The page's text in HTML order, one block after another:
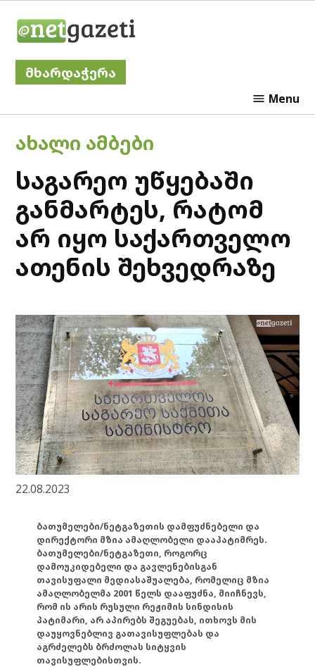
მხარდაჭერა
Menu
POSTED
IN
ᲐᲮᲐᲚᲘ ᲐᲛᲑᲔᲑᲘ
საგარეო უწყებაში
განმარტეს, რატომ
არ იყო საქართველო
ათენის შეხვედრაზე
22.08.2023
ბათუმელები/ნეტგაზეთის დამფუძნებელი და
დირექტორი მზია ამაღლობელი დააპატიმრეს.
ბათუმელები/ნეტგაზეთი, როგორც
დამოუკიდებელი და გავლენებისგან
თავისუფალი მედიასაშუალება, რომელიც მზია
ამაღლობელმა 2001 წელს დააფუძნა, მიიჩნევს,
რომ ის არის რუსული რეჟიმის სინდისის
პატიმარი, არ აპირებს შეგუებას, ითხოვს მის
დაუყოვნებლივ გათავისუფლებას და
აგრძელებს ბრძოლას სიტყვის
თავისუფლებისთვის.